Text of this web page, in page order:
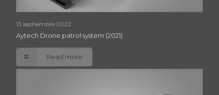
13 septiembre 2022
Aytech Drone patrol system (2021)
Read more